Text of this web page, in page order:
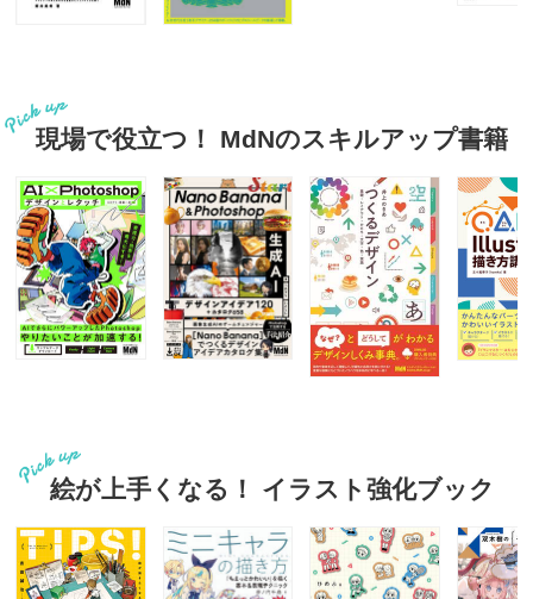
現場で役立つ！ MdNのスキルアップ書籍
絵が上手くなる！ イラスト強化ブック